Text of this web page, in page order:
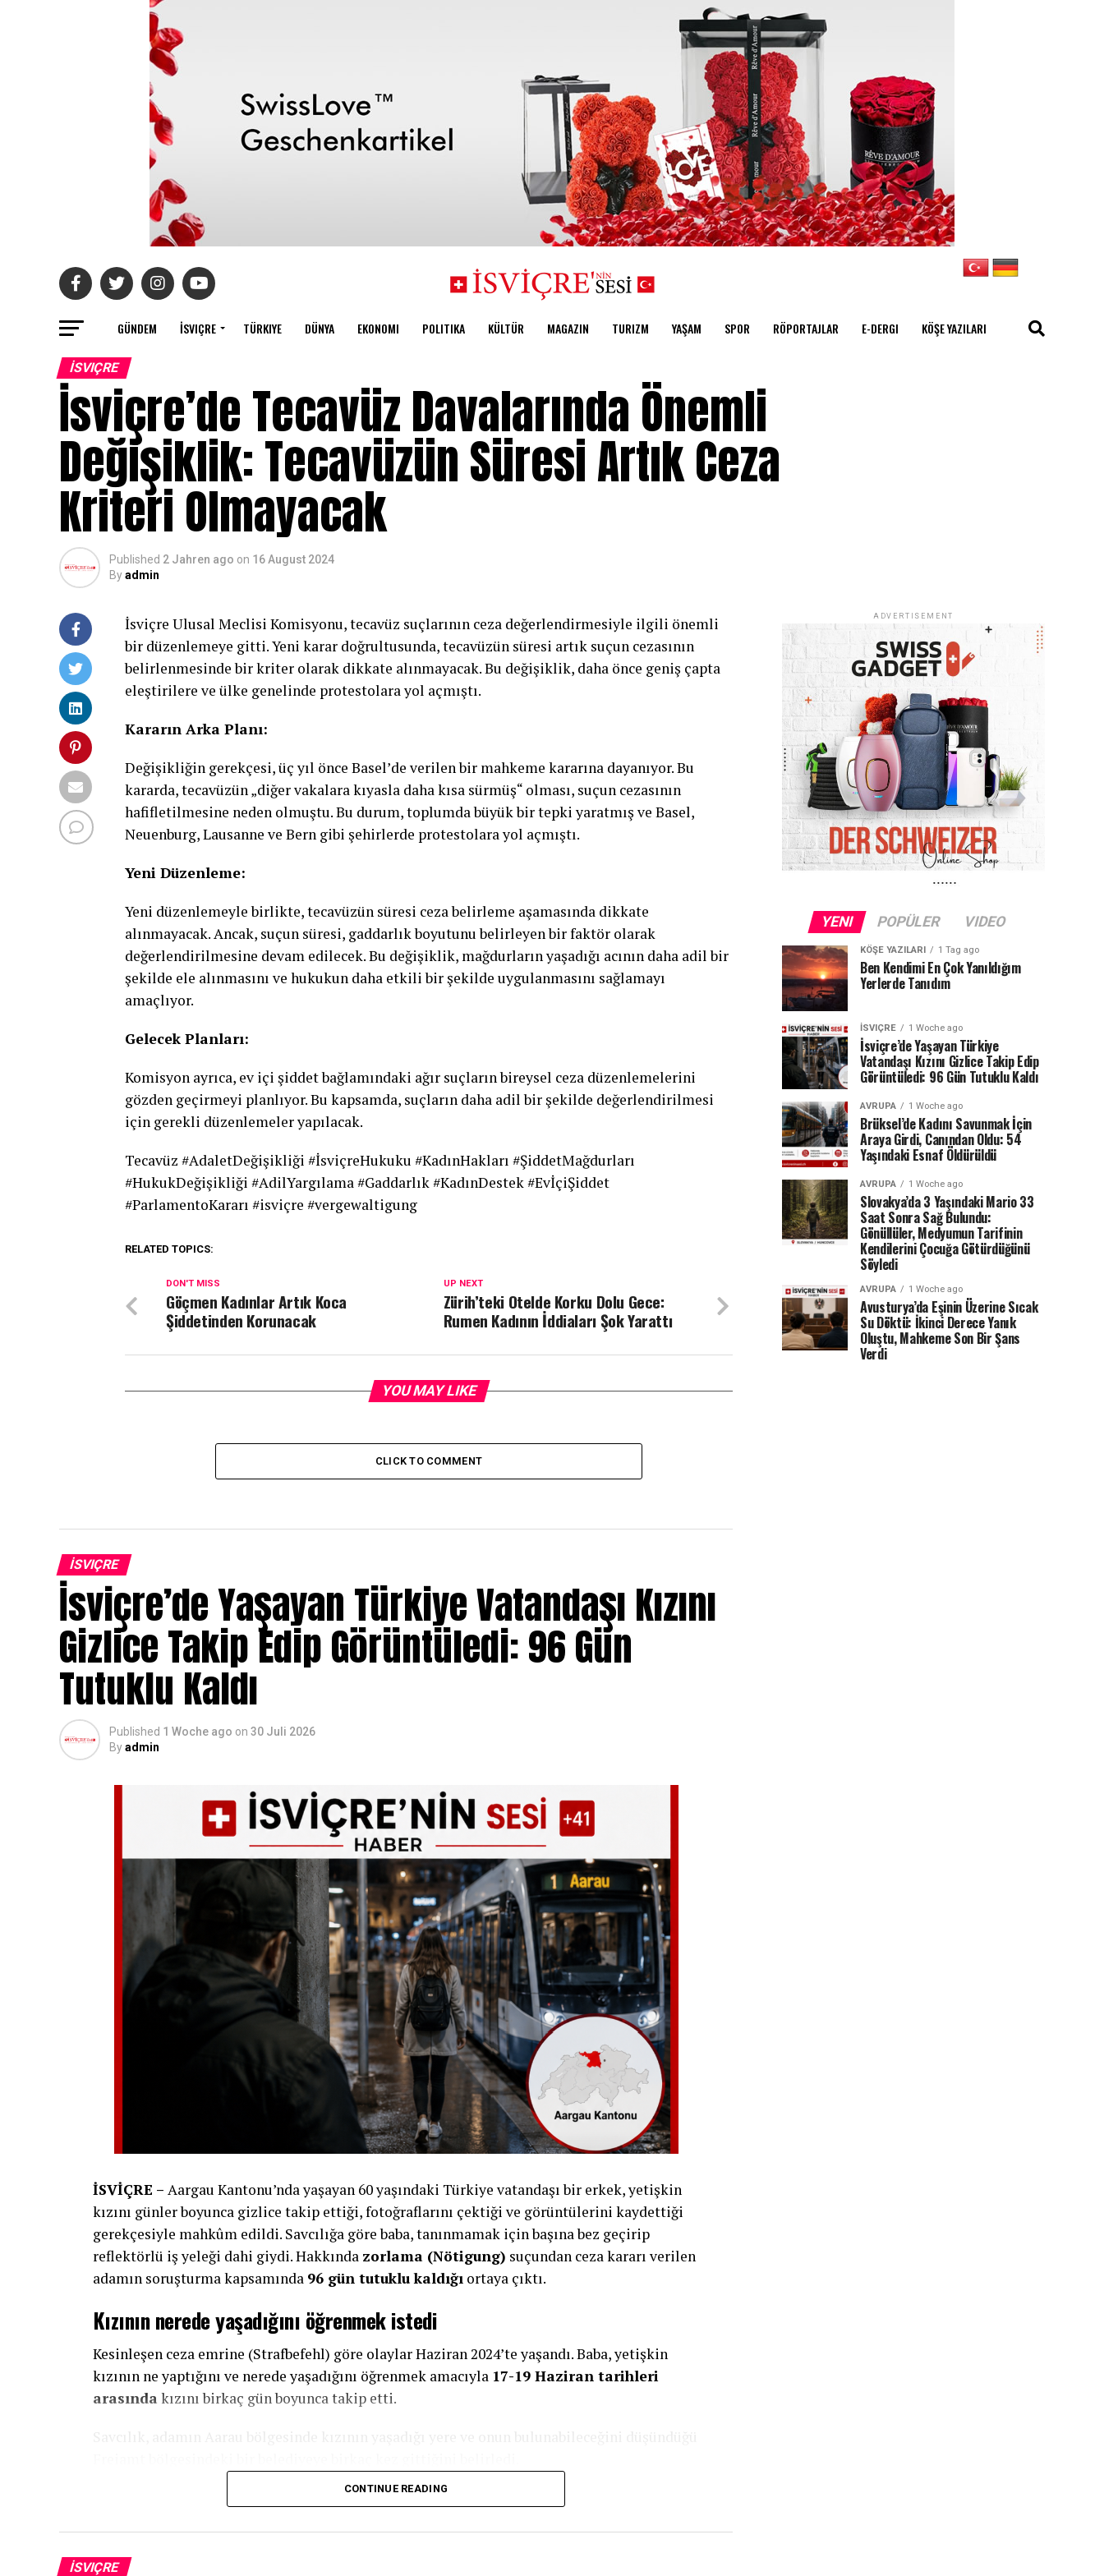
GÜNDEM İSVIÇRE TÜRKIYE DÜNYA EKONOMI POLITIKA KÜLTÜR MAGAZIN TURIZM YAŞAM SPOR RÖPORTAJLAR E-DERGI KÖŞE YAZILARI
İSVIÇRE
İsviçre’de Tecavüz Davalarında Önemli
Değişiklik: Tecavüzün Süresi Artık Ceza
Kriteri Olmayacak
Published 2 Jahren ago on 16 August 2024
Byadmin
İsviçre Ulusal Meclisi Komisyonu, tecavüz suçlarının ceza değerlendirmesiyle ilgili önemli
bir düzenlemeye gitti. Yeni karar doğrultusunda, tecavüzün süresi artık suçun cezasının
belirlenmesinde bir kriter olarak dikkate alınmayacak. Bu değişiklik, daha önce geniş çapta
eleştirilere ve ülke genelinde protestolara yol açmıştı.
Kararın Arka Planı:
Değişikliğin gerekçesi, üç yıl önce Basel’de verilen bir mahkeme kararına dayanıyor. Bu
kararda, tecavüzün „diğer vakalara kıyasla daha kısa sürmüş“ olması, suçun cezasının
hafifletilmesine neden olmuştu. Bu durum, toplumda büyük bir tepki yaratmış ve Basel,
Neuenburg, Lausanne ve Bern gibi şehirlerde protestolara yol açmıştı.
Yeni Düzenleme:
Yeni düzenlemeyle birlikte, tecavüzün süresi ceza belirleme aşamasında dikkate
alınmayacak. Ancak, suçun süresi, gaddarlık boyutunu belirleyen bir faktör olarak
değerlendirilmesine devam edilecek. Bu değişiklik, mağdurların yaşadığı acının daha adil bir
şekilde ele alınmasını ve hukukun daha etkili bir şekilde uygulanmasını sağlamayı
amaçlıyor.
Gelecek Planları:
Komisyon ayrıca, ev içi şiddet bağlamındaki ağır suçların bireysel ceza düzenlemelerini
gözden geçirmeyi planlıyor. Bu kapsamda, suçların daha adil bir şekilde değerlendirilmesi
için gerekli düzenlemeler yapılacak.
Tecavüz #AdaletDeğişikliği #İsviçreHukuku #KadınHakları #ŞiddetMağdurları
#HukukDeğişikliği #AdilYargılama #Gaddarlık #KadınDestek #EvİçiŞiddet
#ParlamentoKararı #isviçre #vergewaltigung
RELATED TOPICS:
UP NEXT
Zürih’teki Otelde Korku Dolu Gece:
Rumen Kadının İddiaları Şok Yarattı
DON'T MISS
Göçmen Kadınlar Artık Koca
Şiddetinden Korunacak
YOU MAY LIKE
CLICK TO COMMENT
İSVIÇRE
İsviçre’de Yaşayan Türkiye Vatandaşı Kızını
Gizlice Takip Edip Görüntüledi: 96 Gün
Tutuklu Kaldı
Published 1 Woche ago on 30 Juli 2026
Byadmin
İSVİÇRE – Aargau Kantonu’nda yaşayan 60 yaşındaki Türkiye vatandaşı bir erkek, yetişkin
kızını günler boyunca gizlice takip ettiği, fotoğraflarını çektiği ve görüntülerini kaydettiği
gerekçesiyle mahkûm edildi. Savcılığa göre baba, tanınmamak için başına bez geçirip
reflektörlü iş yeleği dahi giydi. Hakkında zorlama (Nötigung) suçundan ceza kararı verilen
adamın soruşturma kapsamında 96 gün tutuklu kaldığı ortaya çıktı.
Kızının nerede yaşadığını öğrenmek istedi
Kesinleşen ceza emrine (Strafbefehl) göre olaylar Haziran 2024’te yaşandı. Baba, yetişkin
kızının ne yaptığını ve nerede yaşadığını öğrenmek amacıyla 17-19 Haziran tarihleri
arasında kızını birkaç gün boyunca takip etti.
Baba burada kızını gözlemledi ve çok sayıda fotoğrafını çekti. İki ayrı olayda ise kızının
Komşularına sordu, iş yerinden itibaren takip etti
CONTINUE READING
İSVIÇRE
ADVERTISEMENT
YENI POPÜLER VIDEO
KÖŞE YAZILARI 1 Tag ago
Ben Kendimi En Çok Yanıldığım
Yerlerde Tanıdım
İSVIÇRE 1 Woche ago
İsviçre’de Yaşayan Türkiye
Vatandaşı Kızını Gizlice Takip Edip
Görüntüledi: 96 Gün Tutuklu Kaldı
AVRUPA 1 Woche ago
Brüksel’de Kadını Savunmak İçin
Araya Girdi, Canından Oldu: 54
Yaşındaki Esnaf Öldürüldü
AVRUPA 1 Woche ago
Slovakya’da 3 Yaşındaki Mario 33
Saat Sonra Sağ Bulundu:
Gönüllüler, Medyumun Tarifinin
Kendilerini Çocuğa Götürdüğünü
Söyledi
AVRUPA 1 Woche ago
Avusturya’da Eşinin Üzerine Sıcak
Su Döktü: İkinci Derece Yanık
Oluştu, Mahkeme Son Bir Şans
Verdi